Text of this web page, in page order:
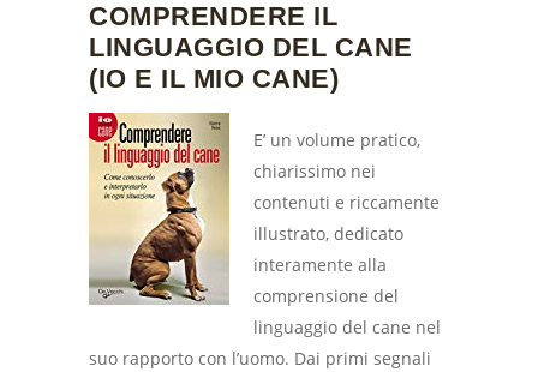
COMPRENDERE IL
LINGUAGGIO DEL CANE
(IO E IL MIO CANE)
E’ un volume pratico,
chiarissimo nei
contenuti e riccamente
illustrato, dedicato
interamente alla
comprensione del
linguaggio del cane nel
suo rapporto con l’uomo. Dai primi segnali